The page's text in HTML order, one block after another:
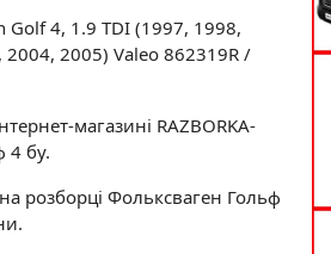
Golf 4, 1.9 TDI (1997, 1998,
2005) Valeo 862319R /
магазині RAZBORKA-
4 бу.
розборці Фольксваген Гольф